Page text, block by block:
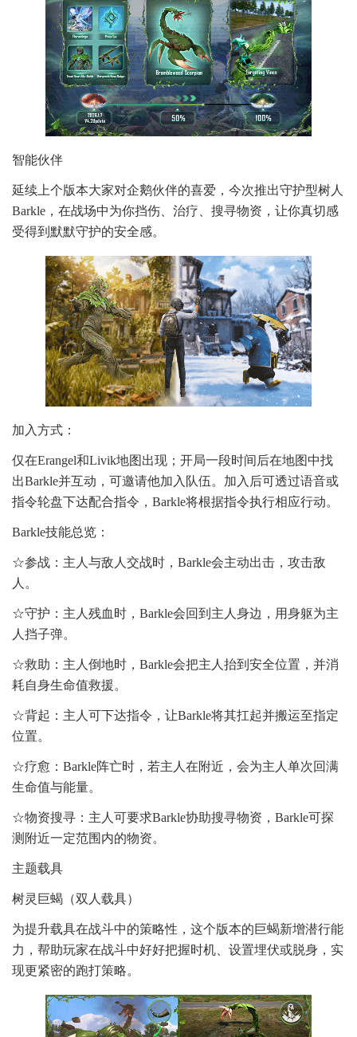
智能伙伴
延续上个版本大家对企鹅伙伴的喜爱，今次推出守护型树人
Barkle，在战场中为你挡伤、治疗、搜寻物资，让你真切感
受得到默默守护的安全感。
加入方式：
仅在Erangel和Livik地图出现；开局一段时间后在地图中找
出Barkle并互动，可邀请他加入队伍。加入后可透过语音或
指令轮盘下达配合指令，Barkle将根据指令执行相应行动。
Barkle技能总览：
☆参战：主人与敌人交战时，Barkle会主动出击，攻击敌
人。
☆守护：主人残血时，Barkle会回到主人身边，用身躯为主
人挡子弹。
☆救助：主人倒地时，Barkle会把主人抬到安全位置，并消
耗自身生命值救援。
☆背起：主人可下达指令，让Barkle将其扛起并搬运至指定
位置。
☆疗愈：Barkle阵亡时，若主人在附近，会为主人单次回满
生命值与能量。
☆物资搜寻：主人可要求Barkle协助搜寻物资，Barkle可探
测附近一定范围内的物资。
主题载具
树灵巨蝎（双人载具）
为提升载具在战斗中的策略性，这个版本的巨蝎新增潜行能
力，帮助玩家在战斗中好好把握时机、设置埋伏或脱身，实
现更紧密的跑打策略。